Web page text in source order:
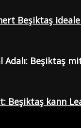
Beşiktaş
Adalı: Beşiktaş
Beşiktaş kann